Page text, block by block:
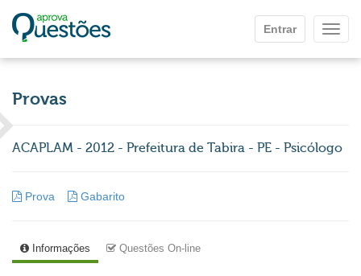
Entrar
Provas
ACAPLAM - 2012 - Prefeitura de Tabira - PE - Psicólogo
Prova Gabarito
Informações Questões On-line